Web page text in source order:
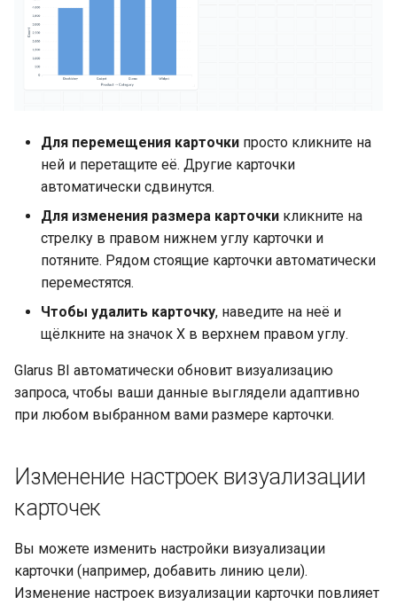
Для перемещения карточки просто кликните на
ней и перетащите её. Другие карточки
автоматически сдвинутся.
Для изменения размера карточки кликните на
стрелку в правом нижнем углу карточки и
потяните. Рядом стоящие карточки автоматически
переместятся.
Чтобы удалить карточку, наведите на неё и
щёлкните на значок X в верхнем правом углу.
Glarus BI автоматически обновит визуализацию
запроса, чтобы ваши данные выглядели адаптивно
при любом выбранном вами размере карточки.
Изменение настроек визуализации
карточек
Вы можете изменить настройки визуализации
карточки (например, добавить линию цели).
Изменение настроек визуализации карточки повлияет